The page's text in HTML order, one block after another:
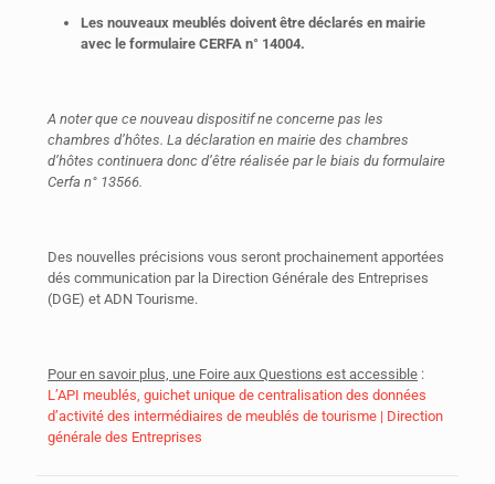
Les nouveaux meublés doivent être déclarés en mairie
avec le formulaire CERFA n° 14004.
A noter que ce nouveau dispositif ne concerne pas les
chambres d’hôtes. La déclaration en mairie des chambres
d’hôtes continuera donc d’être réalisée par le biais du formulaire
Cerfa n° 13566.
Des nouvelles précisions vous seront prochainement apportées
dés communication par la Direction Générale des Entreprises
(DGE) et ADN Tourisme.
Pour en savoir plus, une Foire aux Questions est accessible :
L’API meublés, guichet unique de centralisation des données
d’activité des intermédiaires de meublés de tourisme | Direction
générale des Entreprises